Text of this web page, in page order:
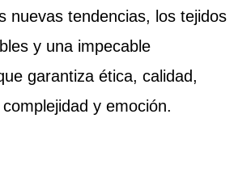
nuevas tendencias, los tejidos
y una impecable
garantiza ética, calidad,
y emoción.